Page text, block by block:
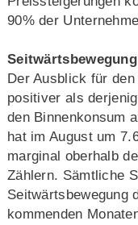
90% der
Der Ausblick für
positiver als
den Binnenkonsum
hat im August um
marginal oberhalb
Zählern. Sämtliche
Seitwärtsbewegung
kommenden